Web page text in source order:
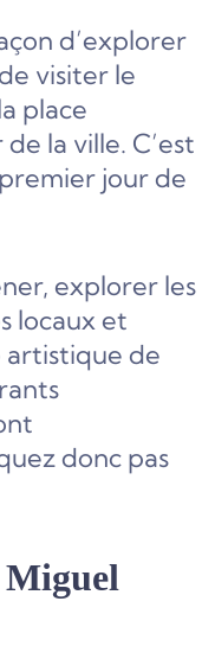
d’explorer
visiter le
place
la ville. C’est
jour de
explorer les
locaux et
artistique de
donc pas
Miguel